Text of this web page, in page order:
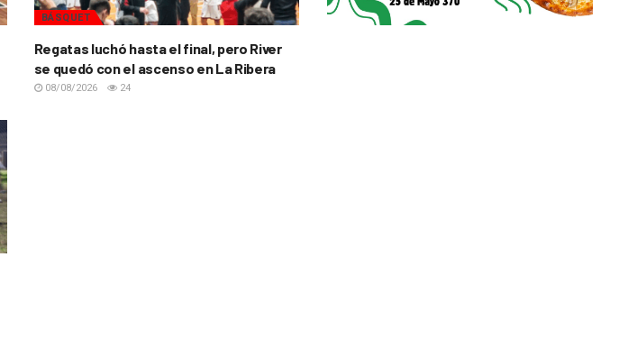
BÁSQUET
Regatas luchó hasta el final, pero River
se quedó con el ascenso en La Ribera
08/08/2026 24